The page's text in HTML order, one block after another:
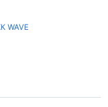
WAVE
2 этап